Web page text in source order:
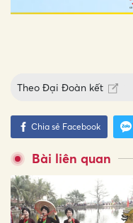
Theo Đại Đoàn kết
Chia sẻ Facebook
Bài liên quan